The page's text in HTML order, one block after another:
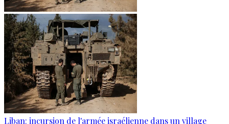
Liban: incursion de l'armée israélienne dans un village